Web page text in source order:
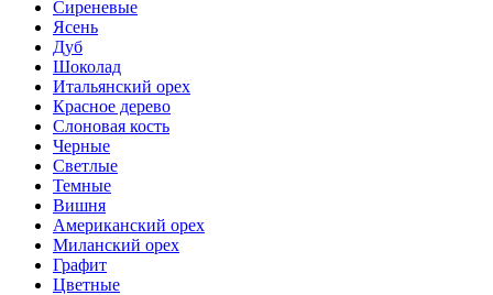
Сиреневые
Ясень
Дуб
Шоколад
Итальянский орех
Красное дерево
Слоновая кость
Черные
Светлые
Темные
Вишня
Американский орех
Миланский орех
Графит
Цветные